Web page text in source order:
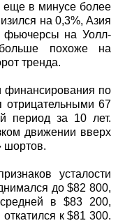
еще в минусе более
на 0,3%, Азия
фьючерсы на Уолл-
похоже на
тренда.
финансирования по
отрицательными 67
период за 10 лет.
движении вверх
шортов.
усталости
до $82 800,
в $83 200,
к $81 300.